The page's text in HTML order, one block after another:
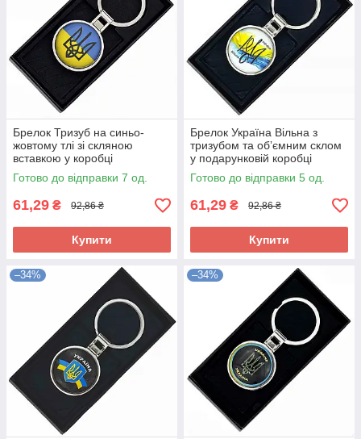
Брелок Тризуб на синьо-
жовтому тлі зі скляною
вставкою у коробці
Готово до відправки 7 од.
61,29 ₴ 92,86 ₴
Купити
Брелок Україна Вільна з
тризубом та обʼємним склом
у подарунковій коробці
Готово до відправки 5 од.
61,29 ₴ 92,86 ₴
Купити
–34% –34%